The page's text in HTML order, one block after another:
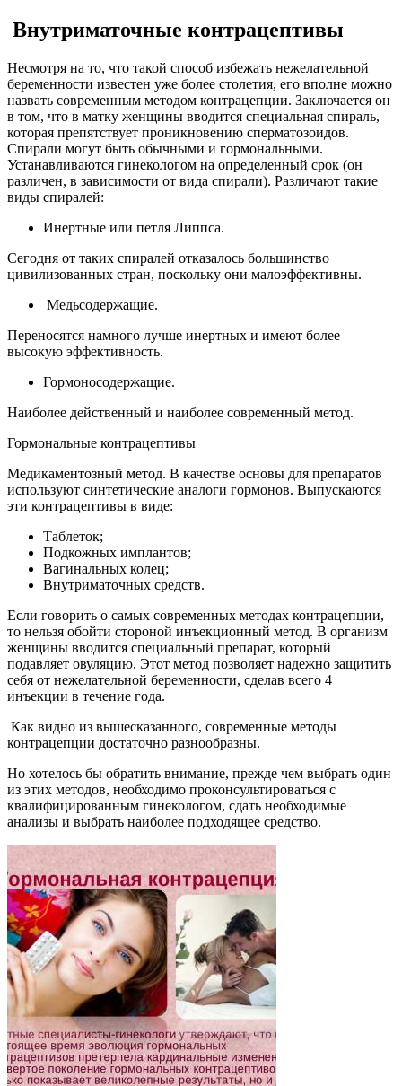
Внутриматочные контрацептивы
Несмотря на то, что такой способ избежать нежелательной
беременности известен уже более столетия, его вполне можно
назвать современным методом контрацепции. Заключается он
в том, что в матку женщины вводится специальная спираль,
которая препятствует проникновению сперматозоидов.
Спирали могут быть обычными и гормональными.
Устанавливаются гинекологом на определенный срок (он
различен, в зависимости от вида спирали). Различают такие
виды спиралей:
Инертные или петля Липпса.
Сегодня от таких спиралей отказалось большинство
цивилизованных стран, поскольку они малоэффективны.
Медьсодержащие.
Переносятся намного лучше инертных и имеют более
высокую эффективность.
Гормоносодержащие.
Наиболее действенный и наиболее современный метод.
Гормональные контрацептивы
Медикаментозный метод. В качестве основы для препаратов
используют синтетические аналоги гормонов. Выпускаются
эти контрацептивы в виде:
Таблеток;
Подкожных имплантов;
Вагинальных колец;
Внутриматочных средств.
Если говорить о самых современных методах контрацепции,
то нельзя обойти стороной инъекционный метод. В организм
женщины вводится специальный препарат, который
подавляет овуляцию. Этот метод позволяет надежно защитить
себя от нежелательной беременности, сделав всего 4
инъекции в течение года.
Как видно из вышесказанного, современные методы
контрацепции достаточно разнообразны.
Но хотелось бы обратить внимание, прежде чем выбрать один
из этих методов, необходимо проконсультироваться с
квалифицированным гинекологом, сдать необходимые
анализы и выбрать наиболее подходящее средство.